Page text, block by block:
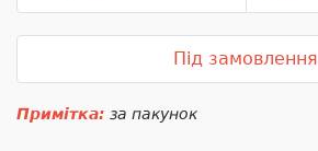
Під замовлення
Примітка: за пакунок